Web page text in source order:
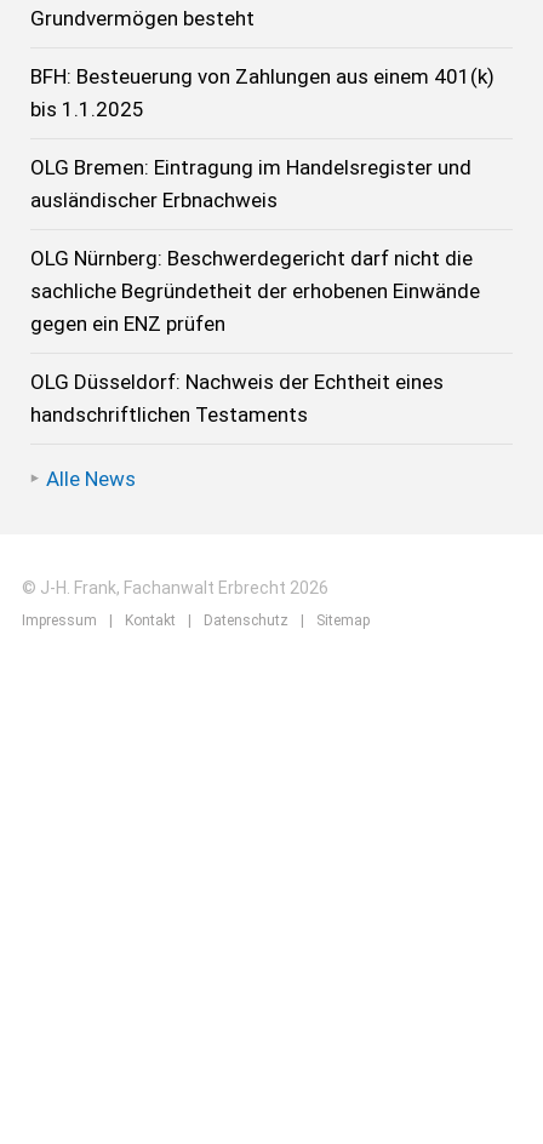
Grundvermögen besteht
BFH: Besteuerung von Zahlungen aus einem 401(k)
bis 1.1.2025
OLG Bremen: Eintragung im Handelsregister und
ausländischer Erbnachweis
OLG Nürnberg: Beschwerdegericht darf nicht die
sachliche Begründetheit der erhobenen Einwände
gegen ein ENZ prüfen
OLG Düsseldorf: Nachweis der Echtheit eines
handschriftlichen Testaments
Alle News
© J-H. Frank, Fachanwalt Erbrecht 2026
Impressum Kontakt Datenschutz Sitemap